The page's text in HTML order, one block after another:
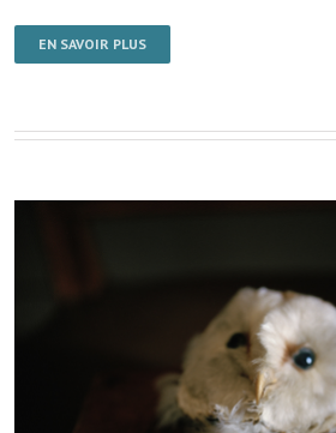
EN SAVOIR PLUS